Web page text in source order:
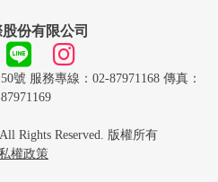
份有限公司
號 服務專線：02-87971168 傳真：
Rights Reserved. 版權所有
權政策